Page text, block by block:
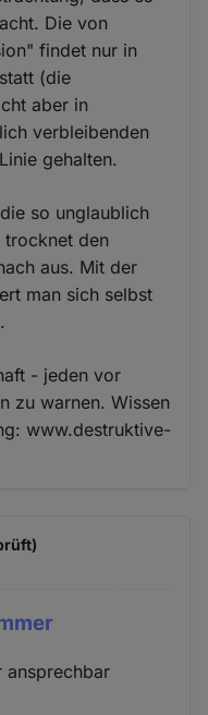
Die von
findet nur in
(die
aber in
verbleibenden
gehalten.
so unglaublich
den
aus. Mit der
man sich selbst
- jeden vor
zu warnen. Wissen
www.destruktive-
ansprechbar